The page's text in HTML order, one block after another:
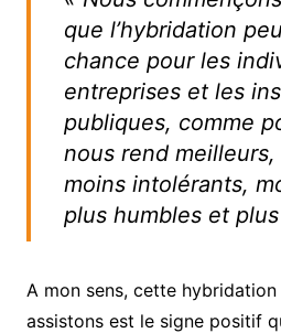
que l’hybridation
chance pour les
entreprises et les
publiques, comme
nous rend
moins intolérants,
plus humbles et
A mon sens, cette
assistons est le signe positif